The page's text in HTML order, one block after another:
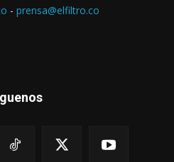
- prensa@elfiltro.co